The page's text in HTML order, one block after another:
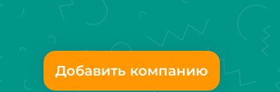
Добавить компанию